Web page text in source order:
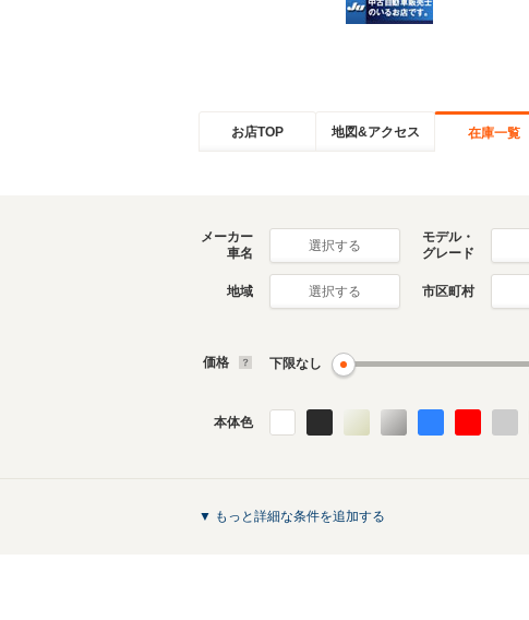
お店TOP 地図&アクセス 在庫一覧
メーカー
車名
選択する
モデル・
グレード
地域 選択する 市区町村
価格 下限なし
本体色
▼ もっと詳細な条件を追加する